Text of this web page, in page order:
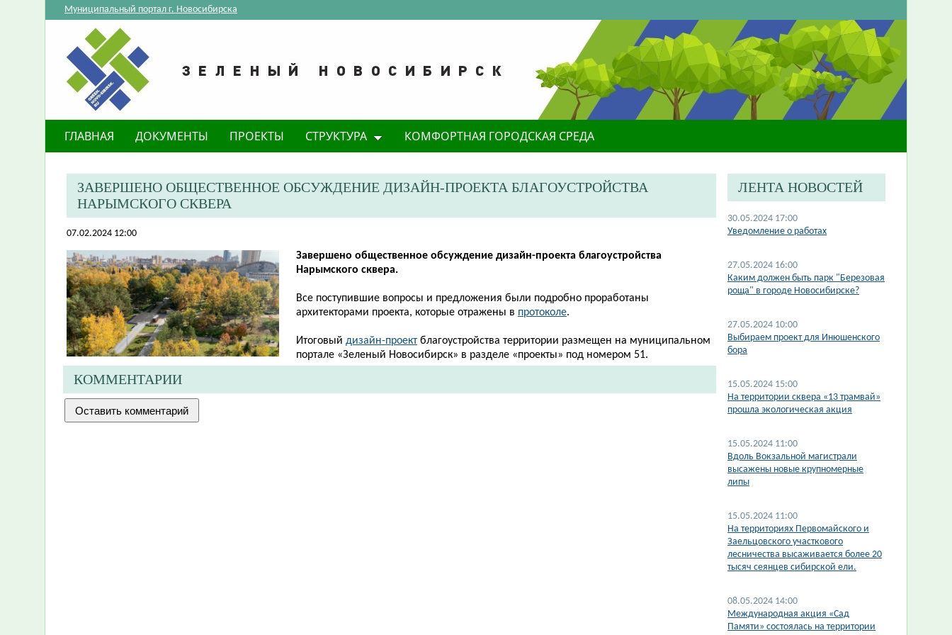
Муниципальный портал г. Новосибирска
ГЛАВНАЯ ДОКУМЕНТЫ ПРОЕКТЫ СТРУКТУРА КОМФОРТНАЯ ГОРОДСКАЯ СРЕДА
ЗАВЕРШЕНО ОБЩЕСТВЕННОЕ ОБСУЖДЕНИЕ ДИЗАЙН-ПРОЕКТА БЛАГОУСТРОЙСТВА
НАРЫМСКОГО СКВЕРА
07.02.2024 12:00
​Завершено общественное обсуждение дизайн-проекта благоустройства
Нарымского сквера.
Все поступившие вопросы и предложения были подробно проработаны
архитекторами проекта, которые отражены в протоколе.
Итоговый дизайн-проект благоустройства территории размещен на муниципальном
портале «Зеленый Новосибирск» в разделе «проекты» под номером 51.
КОММЕНТАРИИ
ЛЕНТА НОВОСТЕЙ
30.05.2024 17:00
Уведомление о работах
27.05.2024 16:00
Каким должен быть парк "Березовая
роща" в городе Новосибирске?
27.05.2024 10:00
Выбираем проект для Инюшенского
бора
15.05.2024 15:00
​На территории сквера «13 трамвай»
прошла экологическая акция
15.05.2024 11:00
​Вдоль Вокзальной магистрали
высажены новые крупномерные
липы
15.05.2024 11:00
​На территориях Первомайского и
Заельцовского участкового
лесничества высаживается более 20
тысяч сеянцев сибирской ели.
08.05.2024 14:00
Международная акция «Сад
Памяти» состоялась на территории